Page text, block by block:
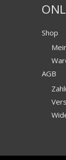
Shop
AGB